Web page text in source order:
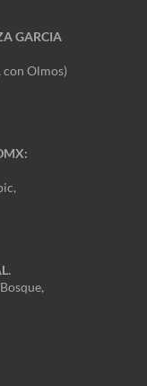
GARCIA
con Olmos)